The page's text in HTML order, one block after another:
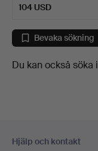
104 USD
Bevaka sökning
Du kan också söka i
Hjälp och kontakt